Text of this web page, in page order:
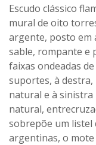
Escudo clássico
mural de oito
argente, posto em
sable, rompante e
faixas ondeadas
suportes, à
natural e à sinistra
natural,
sobrepõe um listel
argentinas, o